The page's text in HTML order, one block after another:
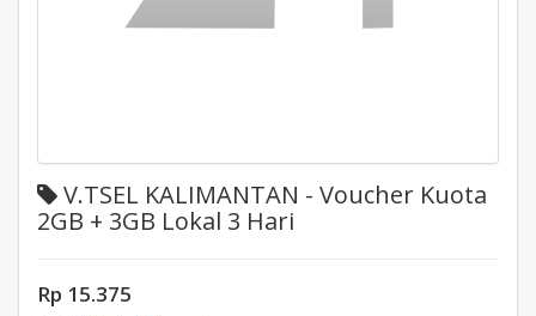
V.TSEL KALIMANTAN - Voucher Kuota
2GB + 3GB Lokal 3 Hari
Rp 15.375